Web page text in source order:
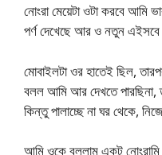
নোংরা মেয়েটা ওটা করবে
পর্ণ দেখেছে আর ও নতুন
মোবাইলটা ওর হাতেই ছিল,
বলল আমি আর দেখতে
কিন্তু পালাচ্ছে না ঘর থেকে,
আমি ওকে বললাম একটু নোংরামি